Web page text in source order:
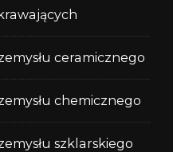
ceramicznego
chemicznego
szklarskiego